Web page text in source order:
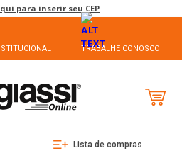
para inserir seu CEP
TRABALHE CONOSCO
Lista de compras